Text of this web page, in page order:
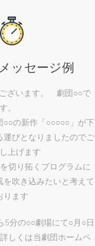
ッセージ例
ざいます。 劇団○○で
す。
の新作「○○○○○」が下
運びとなりましたのでご
上げます
切り拓くプログラムに
吹き込みたいと考えて
ります
5分の○○劇場にて○月○日
しくは当劇団ホームペ